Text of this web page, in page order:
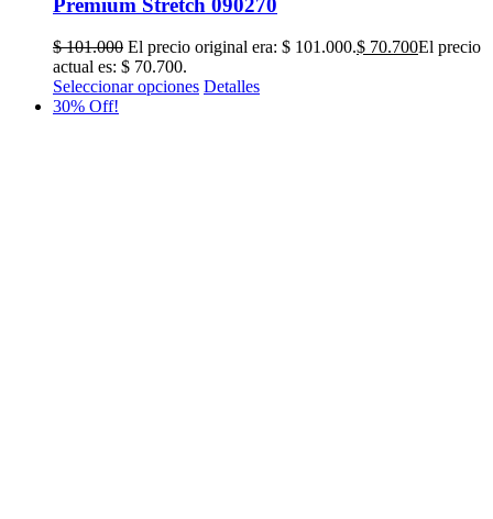
$101.000 El precio original era: $ 101.000.$ 70.700El precio
actual es: $ 70.700.
Seleccionar opciones Detalles
30% Off!